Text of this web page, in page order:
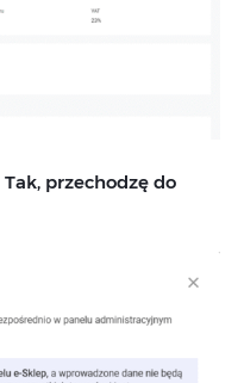
Tak, przechodzę do